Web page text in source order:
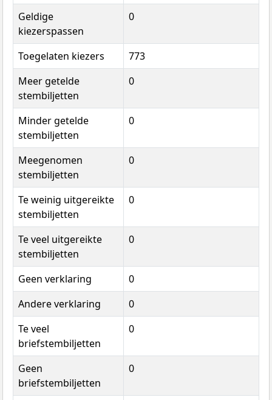
Geldige
kiezerspassen
0
Toegelaten kiezers
773
Meer getelde
stembiljetten
0
Minder getelde
stembiljetten
0
Meegenomen
stembiljetten
0
Te weinig uitgereikte
stembiljetten
0
Te veel uitgereikte
stembiljetten
0
Geen verklaring
0
Andere verklaring
0
Te veel
briefstembiljetten
0
Geen
briefstembiljetten
0